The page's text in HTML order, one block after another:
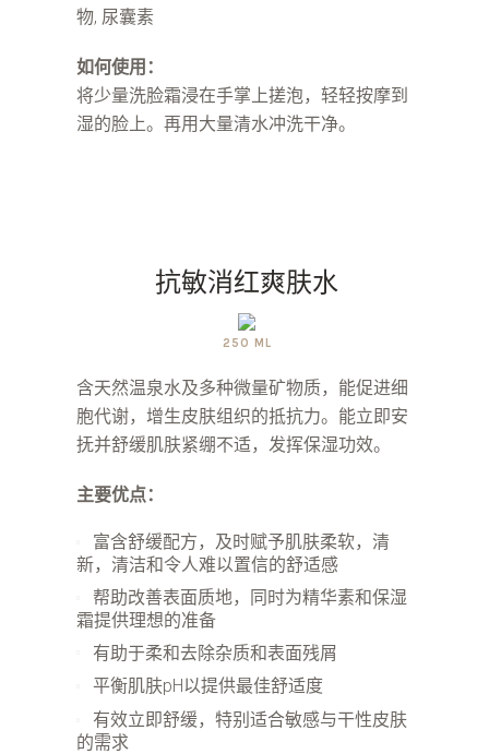
物, 尿囊素
如何使用：
将少量洗脸霜浸在手掌上搓泡，轻轻按摩到
湿的脸上。再用大量清水冲洗干净。
抗敏消红爽肤水
250 ML
含天然温泉水及多种微量矿物质，能促进细
胞代谢，增生皮肤组织的抵抗力。能立即安
抚并舒缓肌肤紧绷不适，发挥保湿功效。
主要优点：
富含舒缓配方，及时赋予肌肤柔软，清
新，清洁和令人难以置信的舒适感
帮助改善表面质地，同时为精华素和保湿
霜提供理想的准备
有助于柔和去除杂质和表面残屑
平衡肌肤pH以提供最佳舒适度
有效立即舒缓，特别适合敏感与干性皮肤
的需求